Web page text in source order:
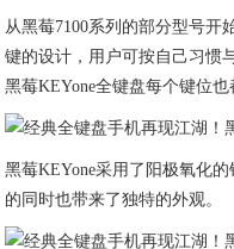
从黑莓7100系列的部分型号开
键的设计，用户可按自己习惯
黑莓KEYone全键盘每个键位也
黑莓KEYone采用了阳极氧化
的同时也带来了独特的外观。